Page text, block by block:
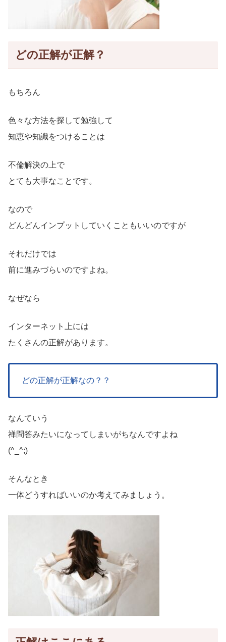
どの正解が正解？
もちろん
色々な方法を探して勉強して
知恵や知識をつけることは
不倫解決の上で
とても大事なことです。
なので
どんどんインプットしていくこともいいのですが
それだけでは
前に進みづらいのですよね。
なぜなら
インターネット上には
たくさんの正解があります。
どの正解が正解なの？？
なんていう
禅問答みたいになってしまいがちなんですよね
(^_^;)
そんなとき
一体どうすればいいのか考えてみましょう。